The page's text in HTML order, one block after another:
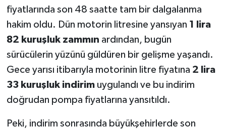
fiyatlarında son 48 saatte tam bir dalgalanma
hakim oldu. Dün motorin litresine yansıyan 1 lira
82 kuruşluk zammın ardından, bugün
sürücülerin yüzünü güldüren bir gelişme yaşandı.
Gece yarısı itibarıyla motorinin litre fiyatına 2 lira
33 kuruşluk indirimuygulandı ve bu indirim
doğrudan pompa fiyatlarına yansıtıldı.
Peki, indirim sonrasında büyükşehirlerde son